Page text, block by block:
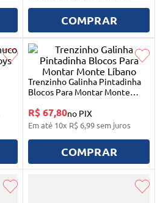
COMPRAR
Trenzinho Galinha Pintadinha
Blocos Para Montar Monte
R$ 67,80no PIX
Em até 10x R$ 6,99sem juros
COMPRAR
quadriciclo